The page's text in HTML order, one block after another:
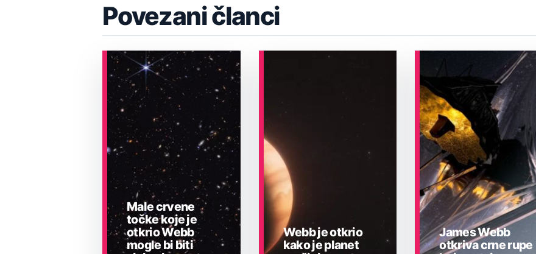
Povezani članci
Male crvene
točke koje je
otkrio Webb
mogle bi biti
Webb je otkrio
kako je planet
James Webb
otkriva crne rupe